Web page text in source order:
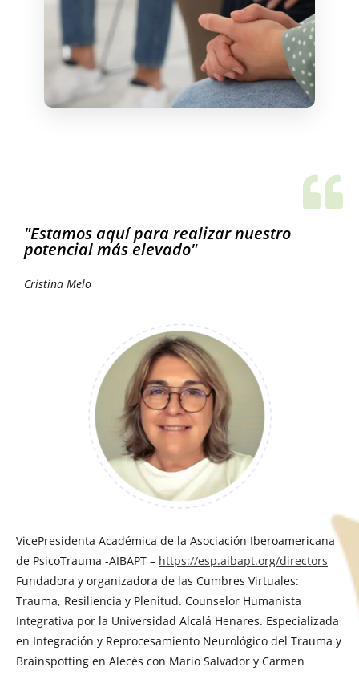
"Estamos aquí para realizar nuestro
potencial más elevado"
Cristina Melo
VicePresidenta Académica de la Asociación Iberoamericana
de PsicoTrauma -AIBAPT – https://esp.aibapt.org/directors
Fundadora y organizadora de las Cumbres Virtuales:
Trauma, Resiliencia y Plenitud. Counselor Humanista
Integrativa por la Universidad Alcalá Henares. Especializada
en Integración y Reprocesamiento Neurológico del Trauma y
Brainspotting en Alecés con Mario Salvador y Carmen